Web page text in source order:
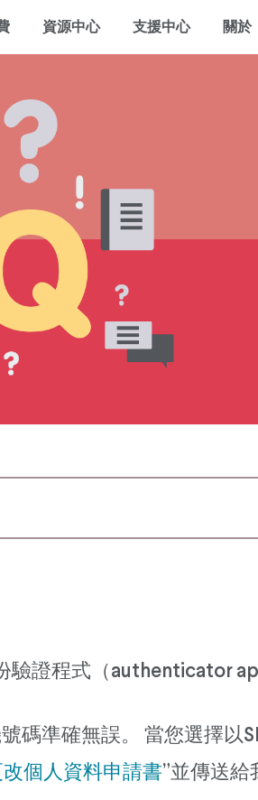
資源中心 支援中心 關於
證程式（authenticator
碼準確無誤。 當您選擇以
改個人資料申請書”並傳送給